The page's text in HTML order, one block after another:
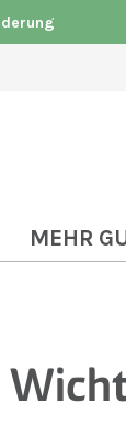
MEHR